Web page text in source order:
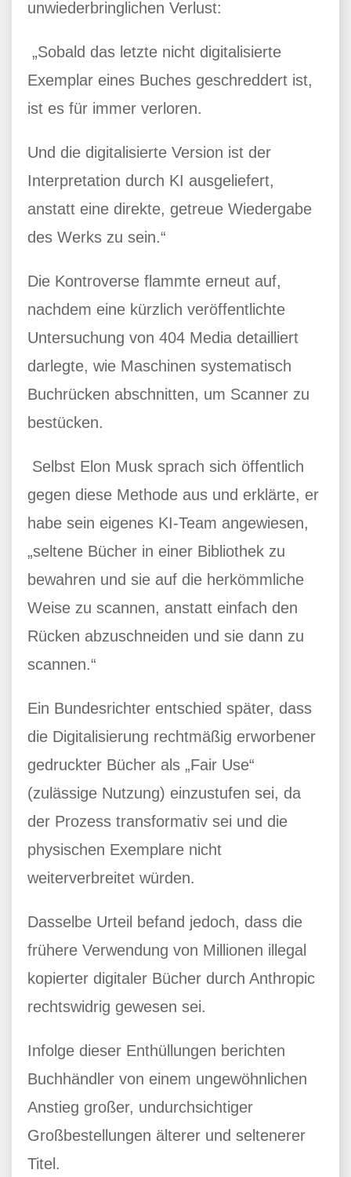
unwiederbringlichen Verlust:
„Sobald das letzte nicht digitalisierte
Exemplar eines Buches geschreddert ist,
ist es für immer verloren.
Und die digitalisierte Version ist der
Interpretation durch KI ausgeliefert,
anstatt eine direkte, getreue Wiedergabe
des Werks zu sein.“
Die Kontroverse flammte erneut auf,
nachdem eine kürzlich veröffentlichte
Untersuchung von 404 Media detailliert
darlegte, wie Maschinen systematisch
Buchrücken abschnitten, um Scanner zu
bestücken.
Selbst Elon Musk sprach sich öffentlich
gegen diese Methode aus und erklärte, er
habe sein eigenes KI-Team angewiesen,
„seltene Bücher in einer Bibliothek zu
bewahren und sie auf die herkömmliche
Weise zu scannen, anstatt einfach den
Rücken abzuschneiden und sie dann zu
scannen.“
Ein Bundesrichter entschied später, dass
die Digitalisierung rechtmäßig erworbener
gedruckter Bücher als „Fair Use“
(zulässige Nutzung) einzustufen sei, da
der Prozess transformativ sei und die
physischen Exemplare nicht
weiterverbreitet würden.
Dasselbe Urteil befand jedoch, dass die
frühere Verwendung von Millionen illegal
kopierter digitaler Bücher durch Anthropic
rechtswidrig gewesen sei.
Infolge dieser Enthüllungen berichten
Buchhändler von einem ungewöhnlichen
Anstieg großer, undurchsichtiger
Großbestellungen älterer und seltenerer
Titel.